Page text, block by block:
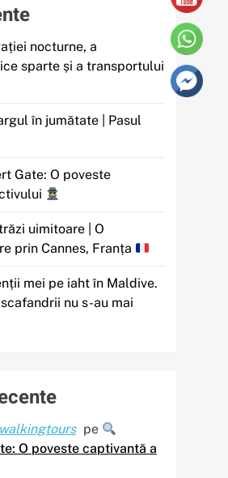
nocturne, a
sparte și a transportului
în jumătate | Pasul
Gate: O poveste
uimitoare | O
prin Cannes, Franța
mei pe iaht în Maldive.
nu s-au mai
pe
O poveste captivantă a